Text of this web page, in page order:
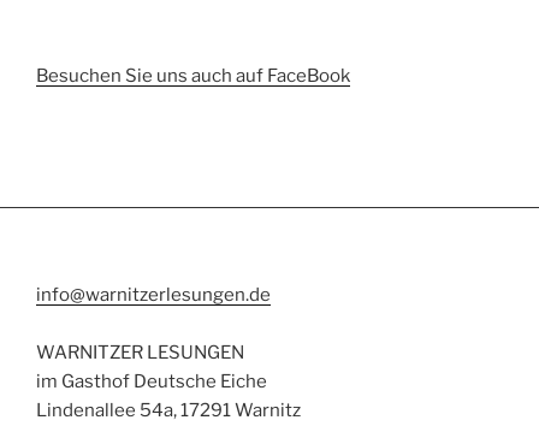
Besuchen Sie uns auch auf FaceBook
info@warnitzerlesungen.de
WARNITZER LESUNGEN
im Gasthof Deutsche Eiche
Lindenallee 54a, 17291 Warnitz